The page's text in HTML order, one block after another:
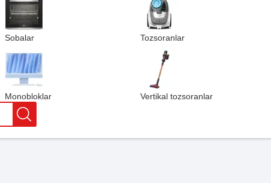
Sobalar Tozsoranlar
Monobloklar Vertikal tozsoranlar